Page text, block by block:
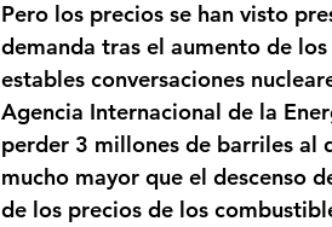
Pero los precios se han visto
demanda tras el aumento de
estables conversaciones
Agencia Internacional de la
perder 3 millones de barriles al
mucho mayor que el descenso
de los precios de los